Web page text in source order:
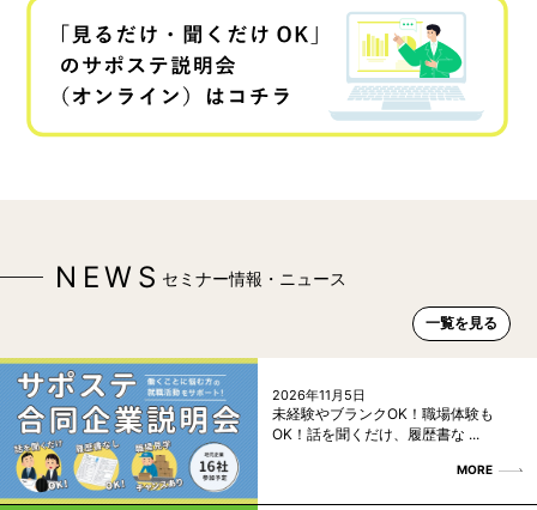
NEWS セミナー情報・ニュース
一覧を見る
2026年11月5日
未経験やブランクOK！職場体験も
OK！話を聞くだけ、履歴書な ...
MORE